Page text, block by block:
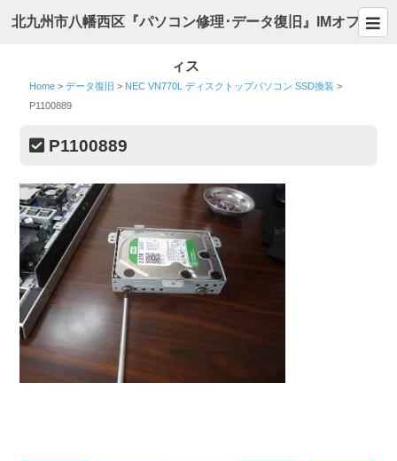
北九州市八幡西区『パソコン修理･データ復旧』IMオフ
ィス
Home >データ復旧 > NEC VN770L ディスクトップパソコン SSD換装 >
P1100889
P1100889